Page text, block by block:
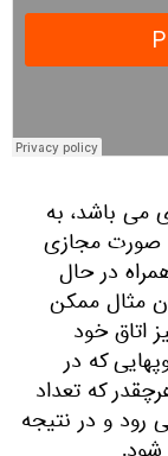
می باشد، به
صورت مجازی
در حال
مثال ممکن
اتاق خود
که در
که تعداد
رود و در نتیجه